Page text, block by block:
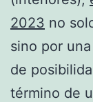
2023 no
sino por
de
término de